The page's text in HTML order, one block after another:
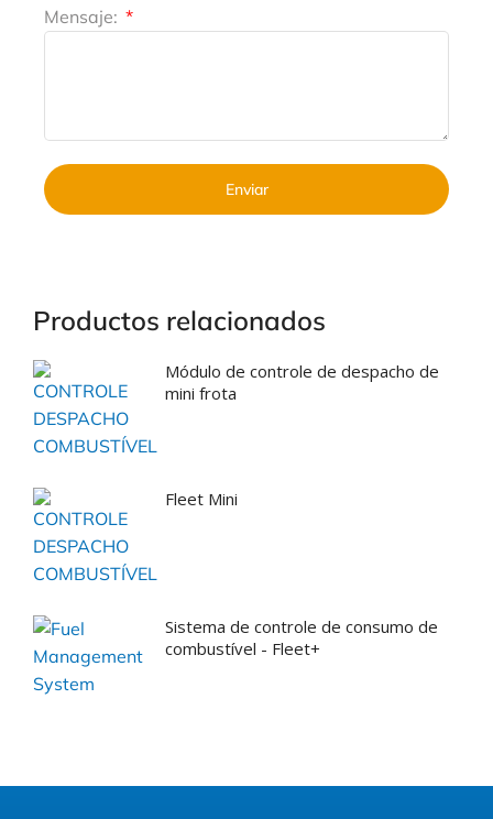
Mensaje:
Enviar
Productos relacionados
Módulo de controle de despacho de
mini frota
Fleet Mini
Sistema de controle de consumo de
combustível - Fleet+